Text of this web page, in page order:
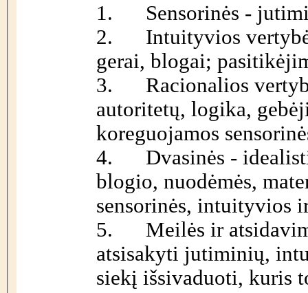
1.
Sensorinės -
2.
Intuityvios
gerai, blogai;
3.
Racionalios
autoritetų, logika,
koreguojamos
4.
Dvasinės -
blogio, nuodėmės,
sensorinės, intuityvios
5.
Meilės ir
atsisakyti jutiminių,
siekį išsivaduoti, kuris